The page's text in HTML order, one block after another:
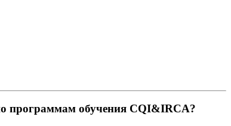
программам обучения CQI&IRCA?